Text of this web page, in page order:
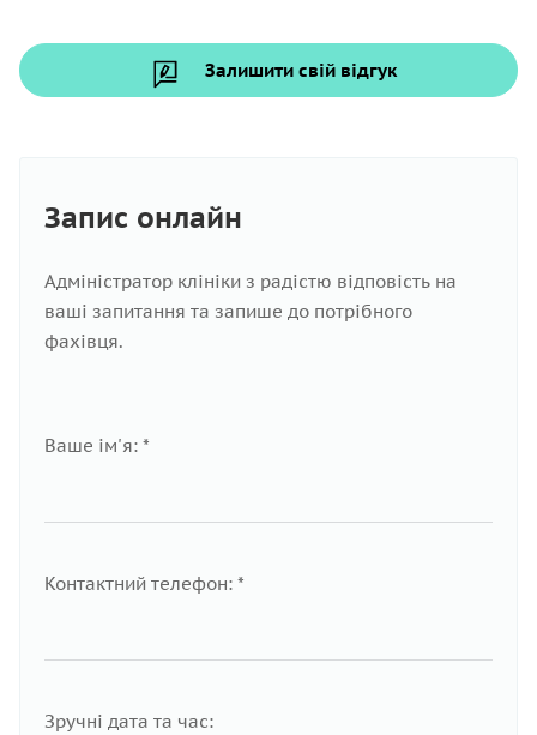
Залишити свій відгук
Запис онлайн
Адміністратор клініки з радістю відповість на
ваші запитання та запише до потрібного
фахівця.
Ваше ім'я: *
Контактний телефон: *
Зручні дата та час: